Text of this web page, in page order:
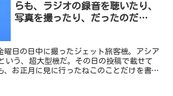
らも、ラジオの録音を聴いたり、
写真を撮ったり、だったのだ…
曜日の日中に撮ったジェット旅客機。アシア
いう、超大型機だ。その日の投稿で載せて
、お正月に見に行ったねこのことだけを書こ